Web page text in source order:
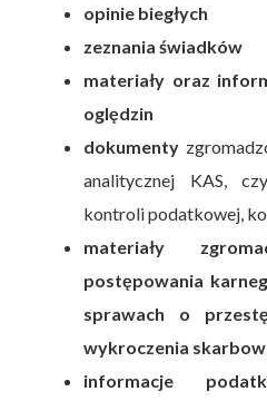
opinie biegłych
zeznania świadków
materiały oraz
oględzin
dokumenty
analitycznej KAS,
kontroli podatkowej,
materiały
postępowania
sprawach o
wykroczenia
informacje